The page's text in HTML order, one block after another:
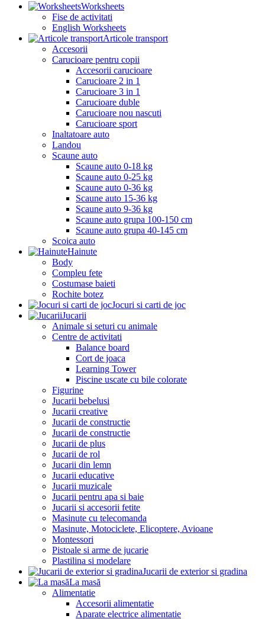
Worksheets
Fise de activitati
English Worksheets
Articole transport
Accesorii
Carucioare pentru copii
Accesorii carucioare
Carucioare 2 in 1
Carucioare 3 in 1
Carucioare duble
Carucioare nou nascuti
Carucioare sport
Inaltatoare auto
Landou
Scaune auto
Scaune auto 0-18 kg
Scaune auto 0-25 kg
Scaune auto 0-36 kg
Scaune auto 15-36 kg
Scaune auto 9-36 kg
Scaune auto grupa 100-150 cm
Scaune auto grupa 40-145 cm
Scoica auto
Hainute
Body
Compleu fete
Costumase baieti
Rochite botez
Jocuri si carti de joc
Jucarii
Animale si seturi cu animale
Centre de activitati
Balance board
Cort de joaca
Learning Tower
Piscine uscate cu bile colorate
Figurine
Jucarii bebelusi
Jucarii creative
Jucarii de constructie
Jucarii de constructie
Jucarii de plus
Jucarii de rol
Jucarii din lemn
Jucarii educative
Jucarii muzicale
Jucarii pentru apa si baie
Jucarii si accesorii fetite
Masinute cu telecomanda
Masinute, Motociclete, Elicoptere, Avioane
Montessori
Pistoale si arme de jucarie
Plastilina si modelare
Jucarii de exterior si gradina
La masă
Alimentatie
Accesorii alimentatie
Aparate electrice alimentatie